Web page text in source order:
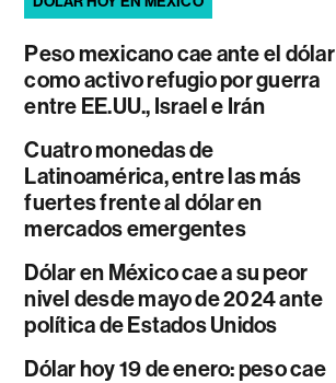
Peso mexicano cae ante el dólar
como activo refugio por guerra
entre EE.UU., Israel e Irán
Cuatro monedas de
Latinoamérica, entre las más
fuertes frente al dólar en
mercados emergentes
Dólar en México cae a su peor
nivel desde mayo de 2024 ante
política de Estados Unidos
Dólar hoy 19 de enero: peso cae